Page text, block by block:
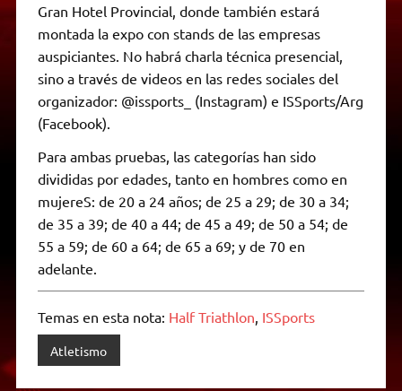
Gran Hotel Provincial, donde también estará
montada la expo con stands de las empresas
auspiciantes. No habrá charla técnica presencial,
sino a través de videos en las redes sociales del
organizador: @issports_ (Instagram) e ISSports/Arg
(Facebook).
Para ambas pruebas, las categorías han sido
divididas por edades, tanto en hombres como en
mujereS: de 20 a 24 años; de 25 a 29; de 30 a 34;
de 35 a 39; de 40 a 44; de 45 a 49; de 50 a 54; de
55 a 59; de 60 a 64; de 65 a 69; y de 70 en
adelante.
Temas en esta nota: Half Triathlon ISSports
Atletismo